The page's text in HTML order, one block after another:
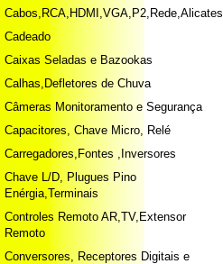
Cabos,RCA,HDMI,VGA,P2,Rede,Alicates
Cadeado
Caixas Seladas e Bazookas
Calhas,Defletores de Chuva
Câmeras Monitoramento e Segurança
Capacitores, Chave Micro, Relé
Carregadores,Fontes ,Inversores
Chave L/D, Plugues Pino
Enérgia,Terminais
Controles Remoto AR,TV,Extensor
Remoto
Conversores, Receptores Digitais e